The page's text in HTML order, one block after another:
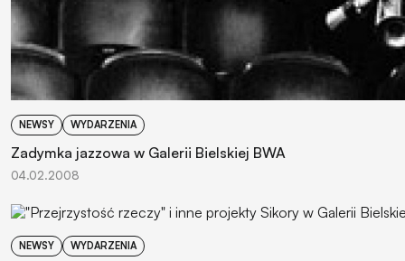
NEWSY WYDARZENIA
Zadymka jazzowa w Galerii Bielskiej BWA
04.02.2008
NEWSY WYDARZENIA